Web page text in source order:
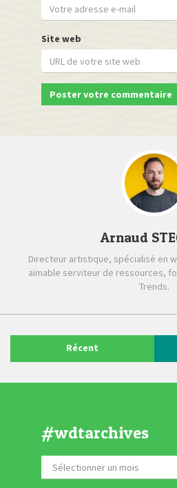
Site web
Arnaud
Directeur artistique, spécialisé en
aimable serviteur de ressources,
Trends.
Récent
#wdtarchives